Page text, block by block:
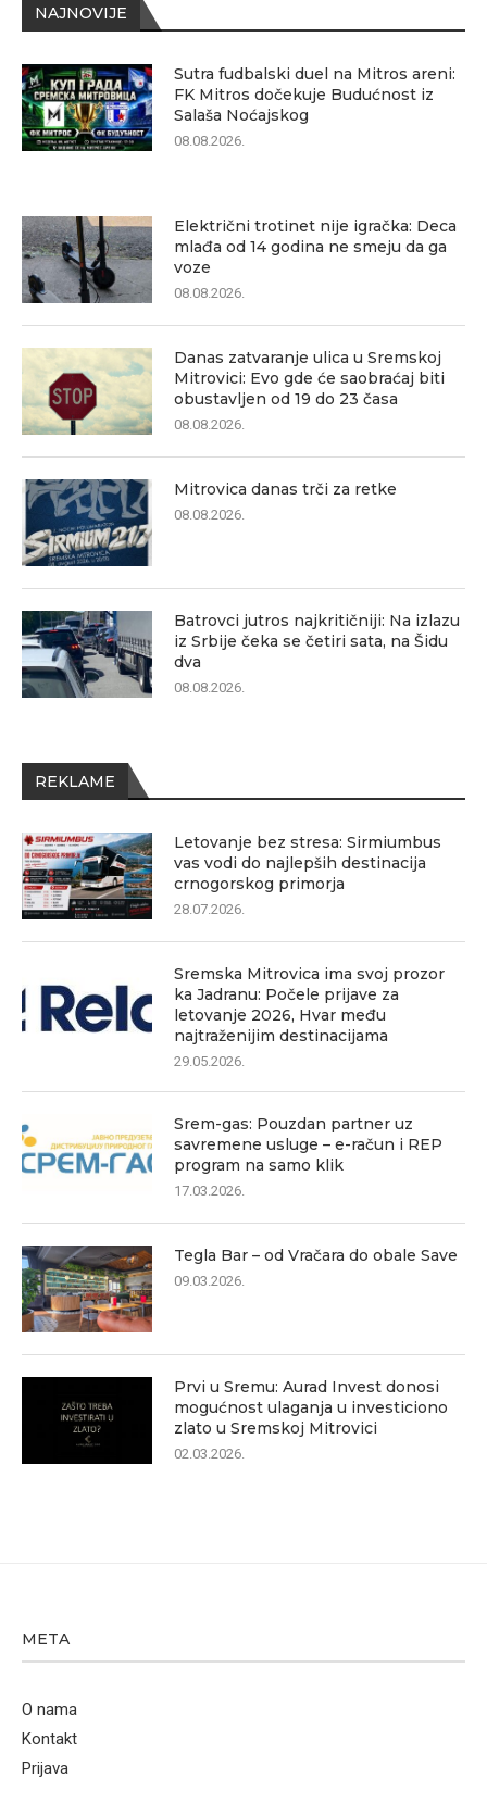
NAJNOVIJE
Sutra fudbalski duel na Mitros areni:
FK Mitros dočekuje Budućnost iz
Salaša Noćajskog
08.08.2026.
Električni trotinet nije igračka: Deca
mlađa od 14 godina ne smeju da ga
voze
08.08.2026.
Danas zatvaranje ulica u Sremskoj
Mitrovici: Evo gde će saobraćaj biti
obustavljen od 19 do 23 časa
08.08.2026.
Mitrovica danas trči za retke
08.08.2026.
Batrovci jutros najkritičniji: Na izlazu
iz Srbije čeka se četiri sata, na Šidu
dva
08.08.2026.
REKLAME
Letovanje bez stresa: Sirmiumbus
vas vodi do najlepših destinacija
crnogorskog primorja
28.07.2026.
Sremska Mitrovica ima svoj prozor
ka Jadranu: Počele prijave za
letovanje 2026, Hvar među
najtraženijim destinacijama
29.05.2026.
Srem-gas: Pouzdan partner uz
savremene usluge – e-račun i REP
program na samo klik
17.03.2026.
Tegla Bar – od Vračara do obale Save
09.03.2026.
Prvi u Sremu: Aurad Invest donosi
mogućnost ulaganja u investiciono
zlato u Sremskoj Mitrovici
02.03.2026.
META
O nama
Kontakt
Prijava